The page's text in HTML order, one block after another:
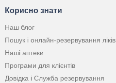
Корисно знати
Наш блог
Пошук і онлайн-резервування ліків
Наші аптеки
Програми для клієнтів
Довідка і Служба резервування